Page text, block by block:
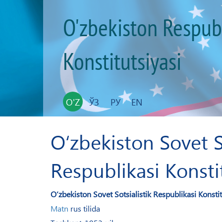
O'zbekiston
Konstitutsiyasi
O'Z ЎЗ РУ EN
​O‘zbekiston Sovet
Respublikasi
​O‘zbekiston Sovet Sotsialistik Respublikasi
Matn rus tilida